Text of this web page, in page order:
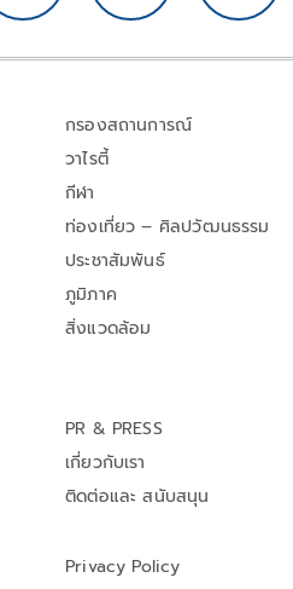
กรองสถานการณ์
วาไรตี้
กีฬา
ท่องเที่ยว – ศิลปวัฒนธรรม
ประชาสัมพันธ์
ภูมิภาค
สิ่งแวดล้อม
PR & PRESS
เกี่ยวกับเรา
ติดต่อและ สนับสนุน
Privacy Policy